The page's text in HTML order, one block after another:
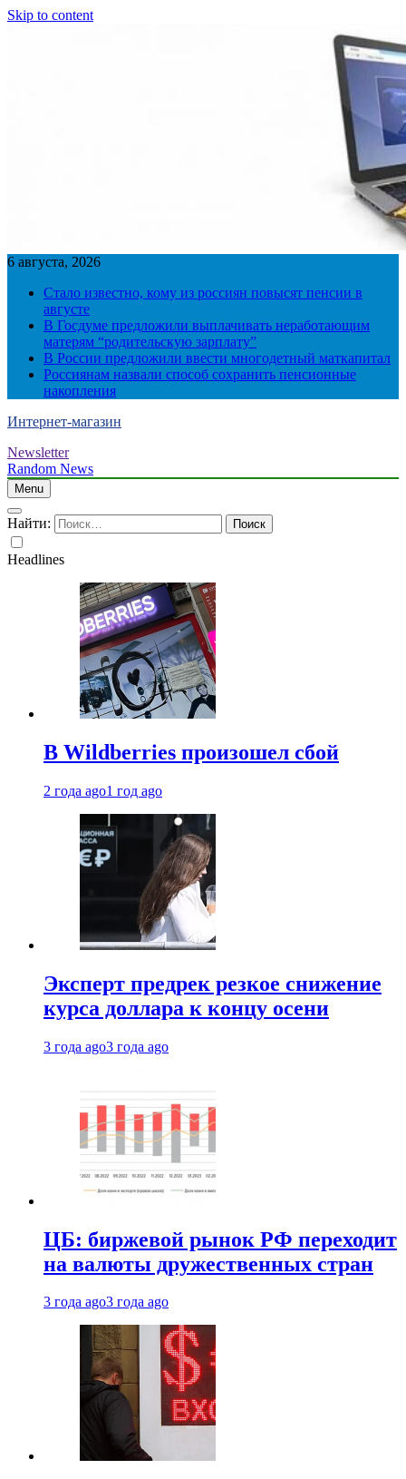
Skip to content
6 августа, 2026
Стало известно, кому из россиян повысят пенсии в
августе
В Госдуме предложили выплачивать неработающим
матерям “родительскую зарплату”
В России предложили ввести многодетный маткапитал
Россиянам назвали способ сохранить пенсионные
накопления
Интернет-магазин
Newsletter
Random News
Menu
Найти:
Headlines
В Wildberries произошел сбой
2 года ago1 год ago
Эксперт предрек резкое снижение
курса доллара к концу осени
3 года ago3 года ago
ЦБ: биржевой рынок РФ переходит
на валюты дружественных стран
3 года ago3 года ago